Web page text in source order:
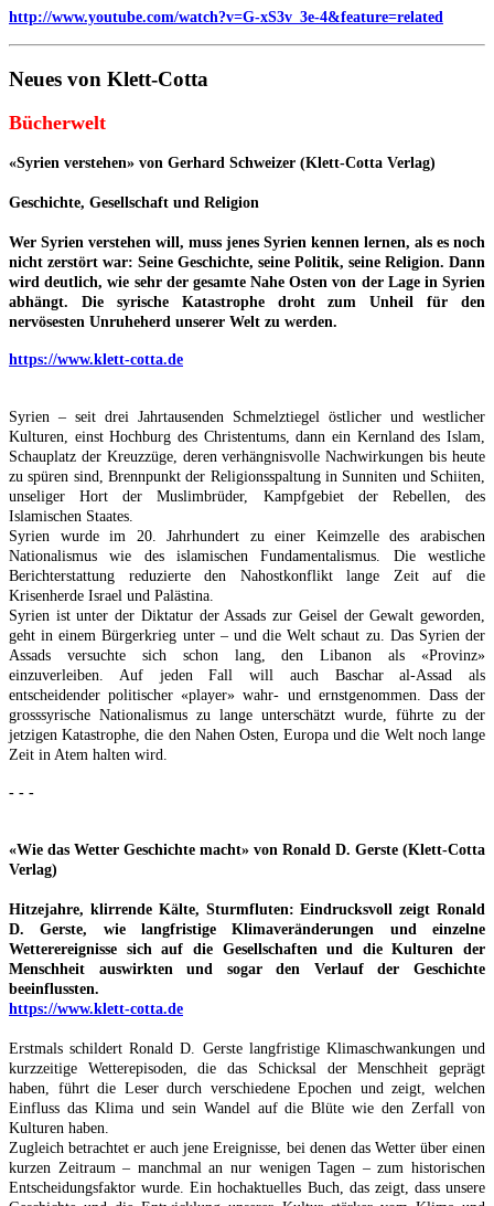
http://www.youtube.com/watch?v=G-xS3v_3e-4&feature=related
Neues von Klett-Cotta
Bücherwelt
«Syrien verstehen» von Gerhard Schweizer (Klett-Cotta Verlag)
Geschichte, Gesellschaft und Religion
Wer Syrien verstehen will, muss jenes Syrien kennen lernen, als es noch
nicht zerstört war: Seine Geschichte, seine Politik, seine Religion. Dann
wird deutlich, wie sehr der gesamte Nahe Osten von der Lage in Syrien
abhängt. Die syrische Katastrophe droht zum Unheil für den
nervösesten Unruheherd unserer Welt zu werden.
https://www.klett-cotta.de
Syrien – seit drei Jahrtausenden Schmelztiegel östlicher und westlicher
Kulturen, einst Hochburg des Christentums, dann ein Kernland des Islam,
Schauplatz der Kreuzzüge, deren verhängnisvolle Nachwirkungen bis heute
zu spüren sind, Brennpunkt der Religionsspaltung in Sunniten und Schiiten,
unseliger Hort der Muslimbrüder, Kampfgebiet der Rebellen, des
Islamischen Staates.
Syrien wurde im 20. Jahrhundert zu einer Keimzelle des arabischen
Nationalismus wie des islamischen Fundamentalismus. Die westliche
Berichterstattung reduzierte den Nahostkonflikt lange Zeit auf die
Krisenherde Israel und Palästina.
Syrien ist unter der Diktatur der Assads zur Geisel der Gewalt geworden,
geht in einem Bürgerkrieg unter – und die Welt schaut zu. Das Syrien der
Assads versuchte sich schon lang, den Libanon als «Provinz»
einzuverleiben. Auf jeden Fall will auch Baschar al-Assad als
entscheidender politischer «player» wahr- und ernstgenommen. Dass der
grosssyrische Nationalismus zu lange unterschätzt wurde, führte zu der
jetzigen Katastrophe, die den Nahen Osten, Europa und die Welt noch lange
Zeit in Atem halten wird.
- - -
«Wie das Wetter Geschichte macht» von Ronald D. Gerste (Klett-Cotta
Verlag)
Hitzejahre, klirrende Kälte, Sturmfluten: Eindrucksvoll zeigt Ronald
D. Gerste, wie langfristige Klimaveränderungen und einzelne
Wetterereignisse sich auf die Gesellschaften und die Kulturen der
Menschheit auswirkten und sogar den Verlauf der Geschichte
beeinflussten.
https://www.klett-cotta.de
Erstmals schildert Ronald D. Gerste langfristige Klimaschwankungen und
kurzzeitige Wetterepisoden, die das Schicksal der Menschheit geprägt
haben, führt die Leser durch verschiedene Epochen und zeigt, welchen
Einfluss das Klima und sein Wandel auf die Blüte wie den Zerfall von
Kulturen haben.
Zugleich betrachtet er auch jene Ereignisse, bei denen das Wetter über einen
kurzen Zeitraum – manchmal an nur wenigen Tagen – zum historischen
Entscheidungsfaktor wurde. Ein hochaktuelles Buch, das zeigt, dass unsere